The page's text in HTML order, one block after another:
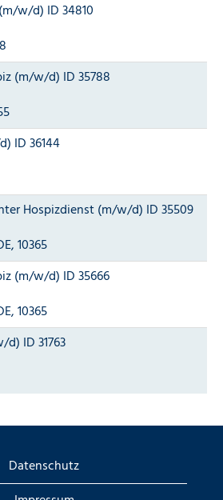
w/d) ID 34810
(m/w/d) ID 35788
ID 36144
Hospizdienst (m/w/d) ID 35509
10365
(m/w/d) ID 35666
10365
ID 31763
Datenschutz